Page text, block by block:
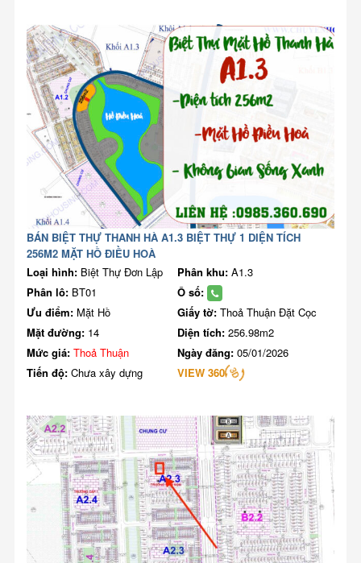
BÁN BIỆT THỰ THANH HÀ A1.3 BIỆT THỰ 1 DIỆN TÍCH
256M2 MẶT HỒ ĐIỀU HOÀ
Loại hình: Biệt Thự Đơn Lập Phân khu: A1.3
Phân lô: BT01
Ô số:
Ưu điểm: Mặt Hồ Giấy tờ: Thoả Thuận Đặt Cọc
Mặt đường: 14 Diện tích: 256.98m2
Mức giá: Thoả Thuận Ngày đăng: 05/01/2026
Tiến độ: Chưa xây dựng VIEW 360